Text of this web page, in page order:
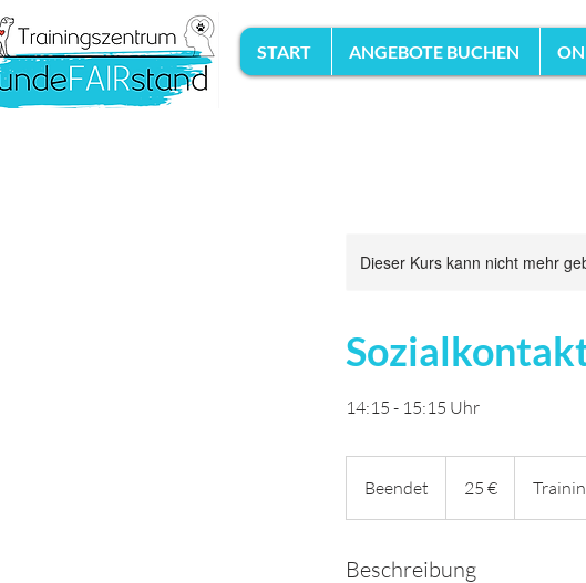
START ANGEBOTE BUCHEN
Dieser Kurs kann nicht mehr
14:15 - 15:15 Uhr
Beendet
e
n
25 €
Beschreibung